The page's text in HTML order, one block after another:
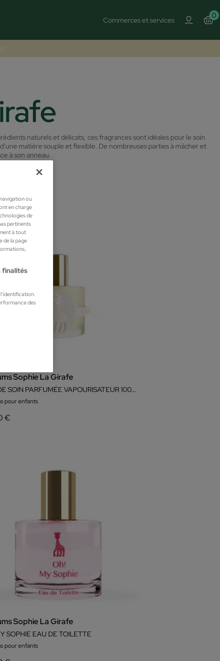
Commerces et services
0
naturels et délicats, ces fragrances sont idéales pour le soin
matière souple et flexible. De nombreuses parties à mâcher et
à son anneau.
Sophie La Girafe
EAU DE SOIN PARFUMÉE VAPOURISATEUR 100 ML
pour enfants
€
Sophie La Girafe
SOPHIE EAU DE TOILETTE
pour enfants
ou
en charge
de
pertinents
à tout
de la page
finalités
des